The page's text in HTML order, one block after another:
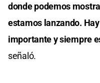
donde podemos
estamos lanzando.
importante y siempre
señaló.